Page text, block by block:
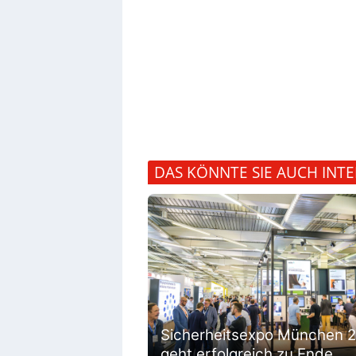
DAS KÖNNTE SIE AUCH
Sicherheitsexpo München